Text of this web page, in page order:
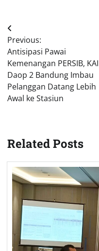
Post
navigation
Previous:
Antisipasi Pawai
Kemenangan PERSIB, KAI
Daop 2 Bandung Imbau
Pelanggan Datang Lebih
Awal ke Stasiun
Related Posts